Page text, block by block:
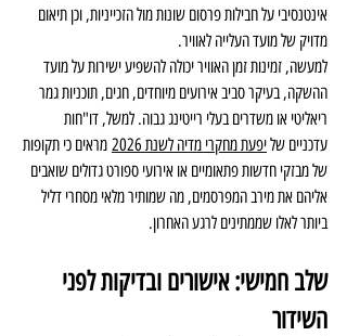
אינטנסיבי על חבילות פרסום שונות מול הזכייניות, וכן תיאום
מדויק של מועד העלייה לאוויר.
למעשה, זמינות זמן האוויר יכולה להשפיע ישירות על מועד
ההשקה, בעיקר סביב אירועים מיוחדים, חגים, תוכניות גמר
ריאליטי או משדרים בעלי רייטינג גבוה. למשל, דו"חות
עדכניים של יפעת מחקרי מדיה לשנת 2026
מראים כי תקופות
של מבזקי חדשות פתאומיים או אירועי ספורט גדולים שואבים
אליהם את מירב המפרסמים, מה שמותיר מלאי מסחרי דליל
ביותר לאלו שממתינים לרגע האחרון.
שלב חמישי: אישורים ובדיקות לפני
השידור